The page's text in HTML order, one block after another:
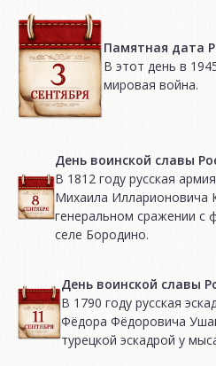
Памятная дата
В этот день в
мировая война.
День воинской славы
В 1812 году русская
Михаила Илларионовича
генеральном сражении с
селе Бородино.
День воинской славы
В 1790 году русская
Фёдора Фёдоровича
турецкой эскадрой у